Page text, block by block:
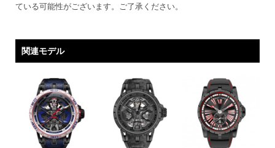
ている可能性がございます。ご了承ください。
関連モデル